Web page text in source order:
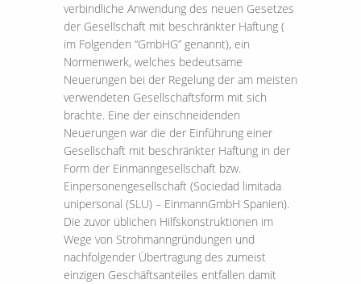
verbindliche Anwendung des neuen Gesetzes
der Gesellschaft mit beschränkter Haftung (
im Folgenden “GmbHG” genannt), ein
Normenwerk, welches bedeutsame
Neuerungen bei der Regelung der am meisten
verwendeten Gesellschaftsform mit sich
brachte. Eine der einschneidenden
Neuerungen war die der Einführung einer
Gesellschaft mit beschränkter Haftung in der
Form der Einmanngesellschaft bzw.
Einpersonengesellschaft (Sociedad limitada
unipersonal (SLU) – EinmannGmbH Spanien).
Die zuvor üblichen Hilfskonstruktionen im
Wege von Strohmanngründungen und
nachfolgender Übertragung des zumeist
einzigen Geschäftsanteiles entfallen damit